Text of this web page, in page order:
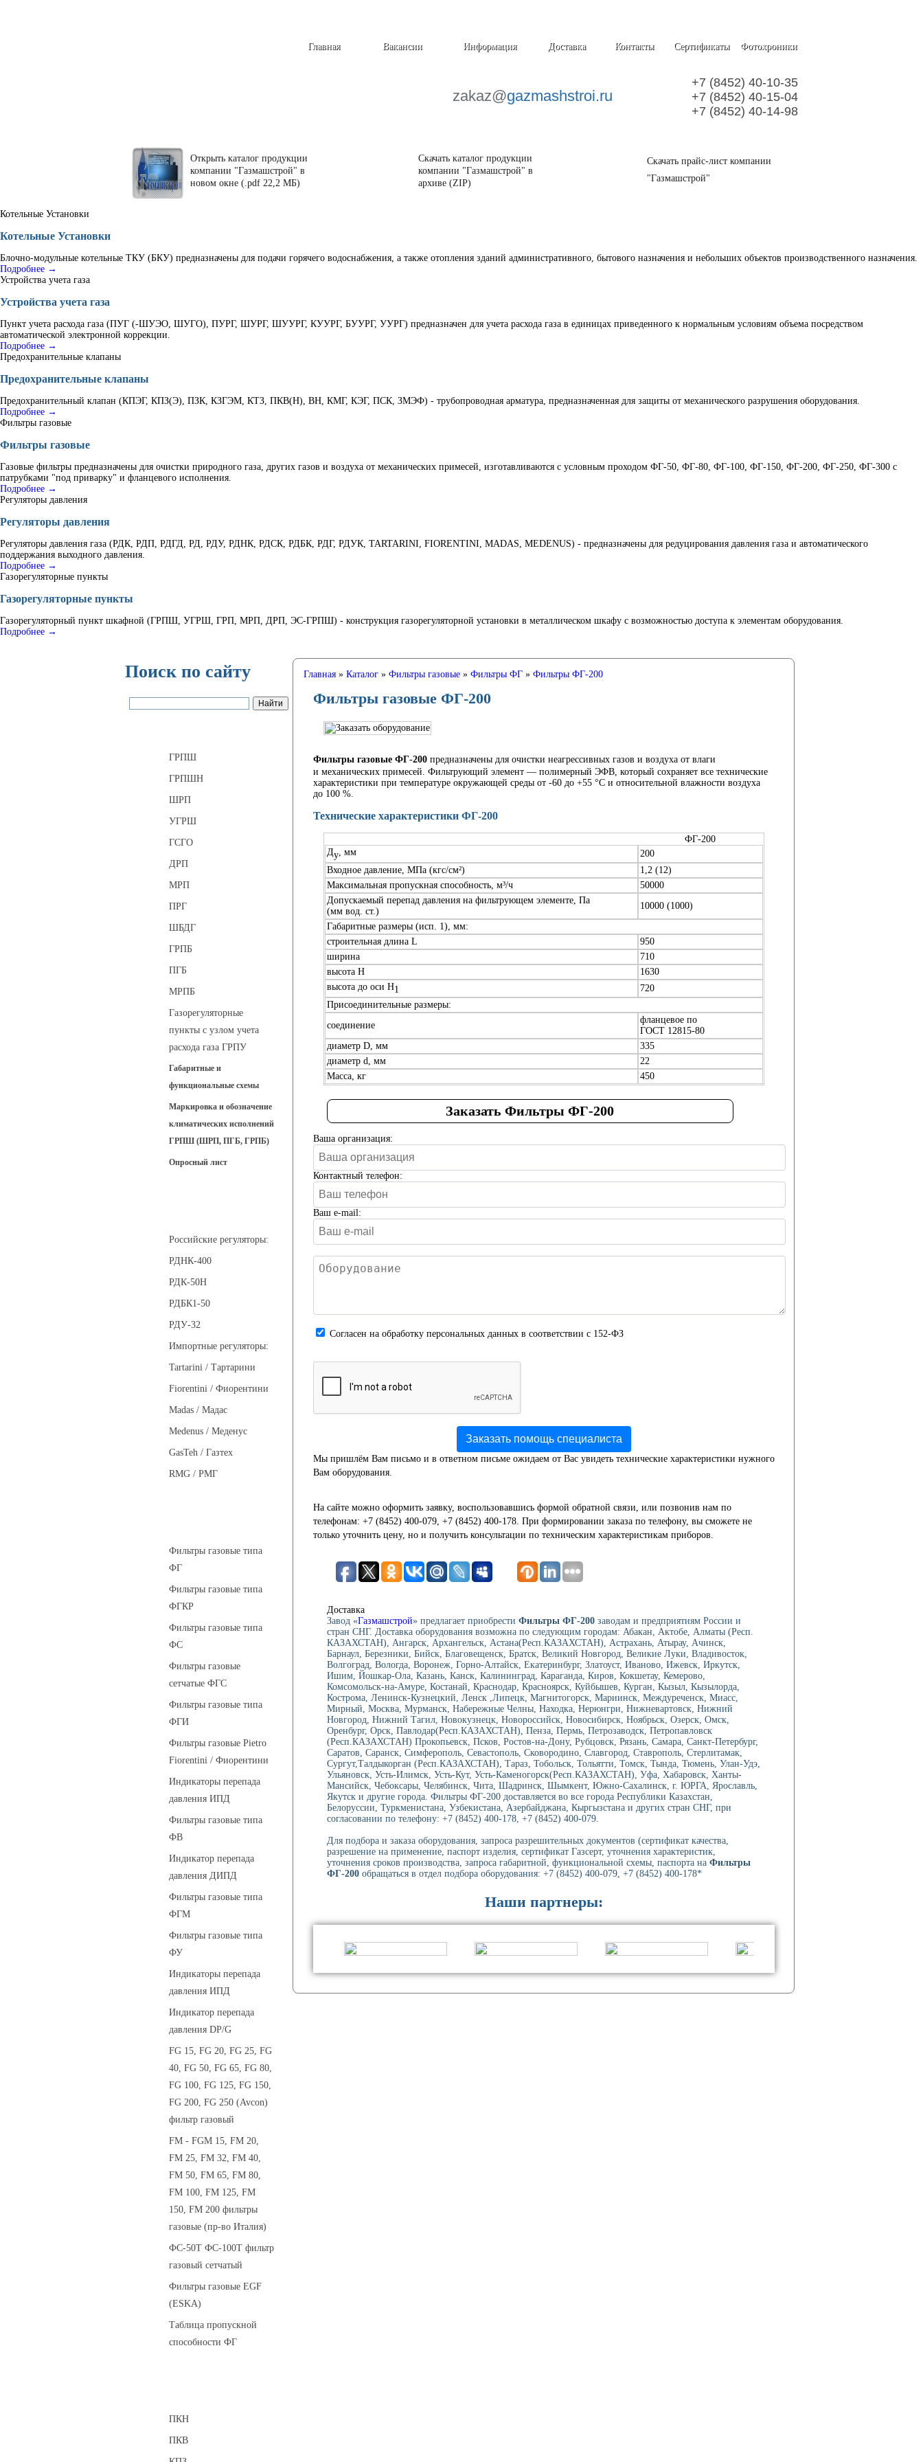
Фотохроники
Сертификаты
Контакты
Доставка
Информация
Вакансии
Главная
zakaz@gazmashstroi.ru
+7 (8452) 40-10-35
+7 (8452) 40-15-04
+7 (8452) 40-14-98
Открыть каталог продукции
компании "Газмашстрой" в
новом окне (.pdf 22,2 МБ)
Скачать каталог продукции
компании "Газмашстрой" в
архиве (ZIP)
Скачать прайс-лист компании
"Газмашстрой"
Котельные Установки
Котельные Установки
Блочно-модульные котельные ТКУ (БКУ) предназначены для подачи горячего водоснабжения, а также отопления зданий административного, бытового назначения и небольших объектов производственного назначения.
Подробнее →
Устройства учета газа
Устройства учета газа
Пункт учета расхода газа (ПУГ (-ШУЭО, ШУГО), ПУРГ, ШУРГ, ШУУРГ, КУУРГ, БУУРГ, УУРГ) предназначен для учета расхода газа в единицах приведенного к нормальным условиям объема посредством
автоматической электронной коррекции.
Подробнее →
Предохранительные клапаны
Предохранительные клапаны
Предохранительный клапан (КПЭГ, КПЗ(Э), ПЗК, КЗГЭМ, КТЗ, ПКВ(Н), ВН, КМГ, КЭГ, ПСК, ЗМЭФ) - трубопроводная арматура, предназначенная для защиты от механического разрушения оборудования.
Подробнее →
Фильтры газовые
Фильтры газовые
Газовые фильтры предназначены для очистки природного газа, других газов и воздуха от механических примесей, изготавливаются с условным проходом ФГ-50, ФГ-80, ФГ-100, ФГ-150, ФГ-200, ФГ-250, ФГ-300 с
патрубками "под приварку" и фланцевого исполнения.
Подробнее →
Регуляторы давления
Регуляторы давления
Регуляторы давления газа (РДК, РДП, РДГД, РД, РДУ, РДНК, РДСК, РДБК, РДГ, РДУК, TARTARINI, FIORENTINI, MADAS, MEDENUS) - предназначены для редуцирования давления газа и автоматического
поддержания выходного давления.
Подробнее →
Газорегуляторные пункты
Газорегуляторные пункты
Газорегуляторный пункт шкафной (ГРПШ, УГРШ, ГРП, МРП, ДРП, ЭС-ГРПШ) - конструкция газорегуляторной установки в металлическом шкафу с возможностью доступа к элементам оборудования.
Подробнее →
Поиск по сайту
ГРПШ
ГРПШН
ШРП
УГРШ
ГСГО
ДРП
МРП
ПРГ
ШБДГ
ГРПБ
ПГБ
МРПБ
Газорегуляторные
пункты с узлом учета
расхода газа ГРПУ
Габаритные и
функциональные схемы
Маркировка и обозначение
климатических исполнений
ГРПШ (ШРП, ПГБ, ГРПБ)
Опросный лист
Российские регуляторы:
РДНК-400
РДК-50Н
РДБК1-50
РДУ-32
Импортные регуляторы:
Tartarini / Тартарини
Fiorentini / Фиорентини
Madas / Мадас
Medenus / Меденус
GasTeh / Газтех
RMG / РМГ
Фильтры газовые типа
ФГ
Фильтры газовые типа
ФГКР
Фильтры газовые типа
ФС
Фильтры газовые
сетчатые ФГС
Фильтры газовые типа
ФГИ
Фильтры газовые Pietro
Fiorentini / Фиорентини
Индикаторы перепада
давления ИПД
Фильтры газовые типа
ФВ
Индикатор перепада
давления ДИПД
Фильтры газовые типа
ФГМ
Фильтры газовые типа
ФУ
Индикаторы перепада
давления ИПД
Индикатор перепада
давления DP/G
FG 15, FG 20, FG 25, FG
40, FG 50, FG 65, FG 80,
FG 100, FG 125, FG 150,
FG 200, FG 250 (Avcon)
фильтр газовый
FM - FGM 15, FM 20,
FM 25, FM 32, FM 40,
FM 50, FM 65, FM 80,
FM 100, FM 125, FM
150, FM 200 фильтры
газовые (пр-во Италия)
ФС-50Т ФС-100Т фильтр
газовый сетчатый
Фильтры газовые EGF
(ESKA)
Таблица пропускной
способности ФГ
ПКН
ПКВ
Главная» Каталог» Фильтры газовые» Фильтры ФГ» Фильтры ФГ-200
Фильтры газовые ФГ-200
Фильтры газовые ФГ-200 предназначены для очистки неагрессивных газов и воздуха от влаги
и механических примесей. Фильтрующий элемент — полимерный ЭФВ, который сохраняет все технические
характеристики при температуре окружающей среды от -60 до +55 °С и относительной влажности воздуха
до 100 %.
Технические характеристики ФГ-200
ФГ-200
Ду, мм
200
Входное давление, МПа (кгс/см²)
1,2 (12)
Максимальная пропускная способность, м³/ч
50000
Допускаемый перепад давления на фильтрующем элементе, Па
(мм вод. ст.)
10000 (1000)
Габаритные размеры (исп. 1), мм:
строительная длина L
950
ширина
710
высота H
1630
высота до оси H1
720
Присоединительные размеры:
соединение
фланцевое по
ГОСТ 12815-80
диаметр D, мм
335
диаметр d, мм
22
Масса, кг
450
Заказать Фильтры ФГ-200
Ваша организация:
Контактный телефон:
Ваш e-mail:
Cогласен на обработку персональных данных в соответствии с 152-ФЗ
Заказать помощь специалиста
Мы пришлём Вам письмо и в ответном письме ожидаем от Вас увидеть технические характеристики нужного
Вам оборудования.
На сайте можно оформить заявку, воспользовавшись формой обратной связи, или позвонив нам по
телефонам: +7 (8452) 400-079, +7 (8452) 400-178. При формировании заказа по телефону, вы сможете не
только уточнить цену, но и получить консультации по техническим характеристикам приборов.
Доставка
Завод «Газмашстрой» предлагает приобрести Фильтры ФГ-200заводам и предприятиям России и
стран СНГ. Доставка оборудования возможна по следующим городам: Абакан, Актобе, Алматы (Респ.
КАЗАХСТАН), Ангарск, Архангельск, Астана(Респ.КАЗАХСТАН), Астрахань, Атырау, Ачинск,
Барнаул, Березники, Бийск, Благовещенск, Братск, Великий Новгород, Великие Луки, Владивосток,
Волгоград, Вологда, Воронеж, Горно-Алтайск, Екатеринбург, Златоуст, Иваново, Ижевск, Иркутск,
Ишим, Йошкар-Ола, Казань, Канск, Калининград, Караганда, Киров, Кокшетау, Кемерово,
Комсомольск-на-Амуре, Костанай, Краснодар, Красноярск, Куйбышев, Курган, Кызыл, Кызылорда,
Кострома, Ленинск-Кузнецкий, Ленск ,Липецк, Магнитогорск, Мариинск, Междуреченск, Миасс,
Мирный, Москва, Мурманск, Набережные Челны, Находка, Нерюнгри, Нижневартовск, Нижний
Новгород, Нижний Тагил, Новокузнецк, Новороссийск, Новосибирск, Ноябрьск, Озерск, Омск,
Оренбург, Орск, Павлодар(Респ.КАЗАХСТАН), Пенза, Пермь, Петрозаводск, Петропавловск
(Респ.КАЗАХСТАН) Прокопьевск, Псков, Ростов-на-Дону, Рубцовск, Рязань, Самара, Санкт-Петербург,
Саратов, Саранск, Симферополь, Севастополь, Сковородино, Славгород, Ставрополь, Стерлитамак,
Сургут,Талдыкорган (Респ.КАЗАХСТАН), Тараз, Тобольск, Тольятти, Томск, Тында, Тюмень, Улан-Удэ,
Ульяновск, Усть-Илимск, Усть-Кут, Усть-Каменогорск(Респ.КАЗАХСТАН), Уфа, Хабаровск, Ханты-
Мансийск, Чебоксары, Челябинск, Чита, Шадринск, Шымкент, Южно-Сахалинск, г. ЮРГА, Ярославль,
Якутск и другие города. Фильтры ФГ-200 доставляется во все города Республики Казахстан,
Белоруссии, Туркменистана, Узбекистана, Азербайджана, Кыргызстана и других стран СНГ, при
согласовании по телефону: +7 (8452) 400-178, +7 (8452) 400-079.
Для подбора и заказа оборудования, запроса разрешительных документов (сертификат качества,
разрешение на применение, паспорт изделия, сертификат Газсерт, уточнения характеристик,
уточнения сроков производства, запроса габаритной, функциональной схемы, паспорта на Фильтры
ФГ-200обращаться в отдел подбора оборудования: +7 (8452) 400-079, +7 (8452) 400-178*
Наши партнеры: